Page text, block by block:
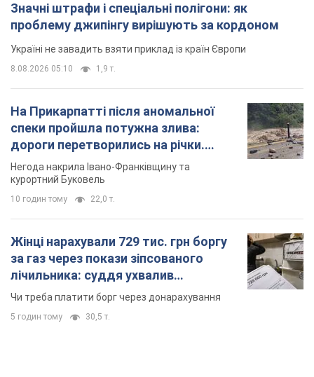
Значні штрафи і спеціальні полігони: як
проблему джипінгу вирішують за кордоном
Україні не завадить взяти приклад із країн Європи
8.08.2026 05:10 1,9 т.
На Прикарпатті після аномальної
спеки пройшла потужна злива:
дороги перетворились на річки.
Відео
Негода накрила Івано-Франківщину та
курортний Буковель
10 годин тому 22,0 т.
Жінці нарахували 729 тис. грн боргу
за газ через покази зіпсованого
лічильника: суддя ухвалив
неочікуване рішення
Чи треба платити борг через донарахування
5 годин тому 30,5 т.